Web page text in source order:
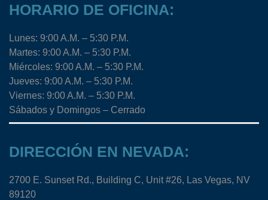
HORARIO DE OFICINA:
Lunes: 9:00 A.M. – 5:30 P.M.
Martes: 9:00 A.M. – 5:30 P.M.
Miércoles: 9:00 A.M. – 5:30 P.M.
Jueves: 9:00 A.M. – 5:30 P.M.
Viernes: 9:00 A.M. – 5:30 P.M.
Sábados y Domingos – Cerrado
DIRECCIÓN EN NEVADA:
2700 E. Sunset Rd., Building C, Unit #26, Las Vegas, NV
89120